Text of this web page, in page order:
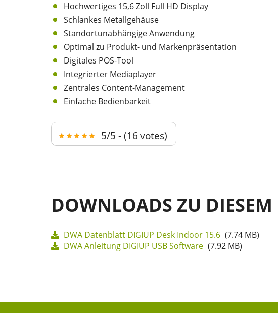
Hochwertiges 15,6 Zoll Full HD Display
Schlankes Metallgehäuse
Standortunabhängige Anwendung
Optimal zu Produkt- und Markenpräsentation
Digitales POS-Tool
Integrierter Mediaplayer
Zentrales Content-Management
Einfache Bedienbarkeit
5/5 - (16 votes)
DOWNLOADS ZU
DWA Datenblatt DIGIUP Desk Indoor 15.6 (7.74 MB)
DWA Anleitung DIGIUP USB Software (7.92 MB)